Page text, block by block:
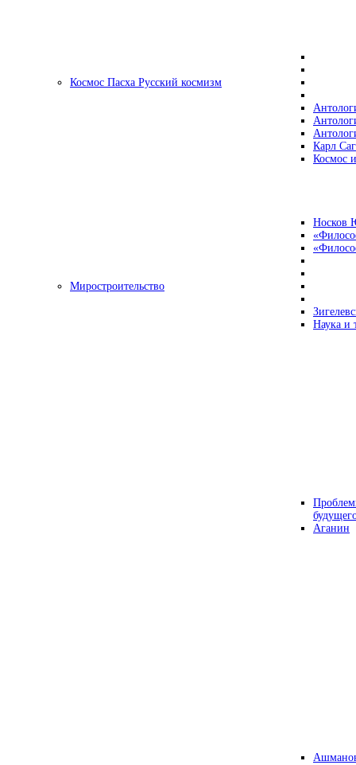
Космос Пасха Русский космизм
Карл
Космос
Носков
Миростроительство
Наука и
Аганин